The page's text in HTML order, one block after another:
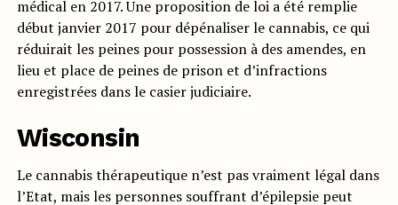
médical en 2017. Une proposition de loi a été remplie
début janvier 2017 pour dépénaliser le cannabis, ce qui
réduirait les peines pour possession à des amendes, en
lieu et place de peines de prison et d’infractions
enregistrées dans le casier judiciaire.
Wisconsin
Le cannabis thérapeutique n’est pas vraiment légal dans
l’Etat, mais les personnes souffrant d’épilepsie peut